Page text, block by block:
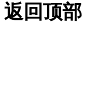
返回顶部